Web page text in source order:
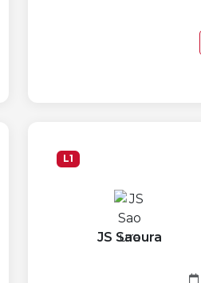
L1
JS Saoura